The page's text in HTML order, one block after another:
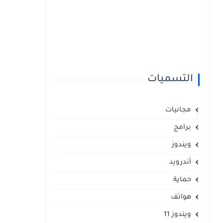
التسميات
مجانيات
برامج
ويندوز
أندرويد
حماية
هواتف
ويندوز 11